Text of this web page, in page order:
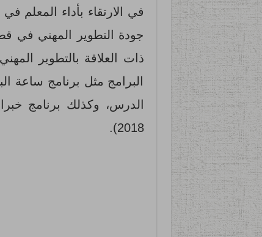
في الارتقاء بأداء المعلم
جودة التطوير المهني في
ذات العلاقة بالتطوير
البرامج مثل برنامج ساعة
الدرس، وكذلك برنامج
2018).